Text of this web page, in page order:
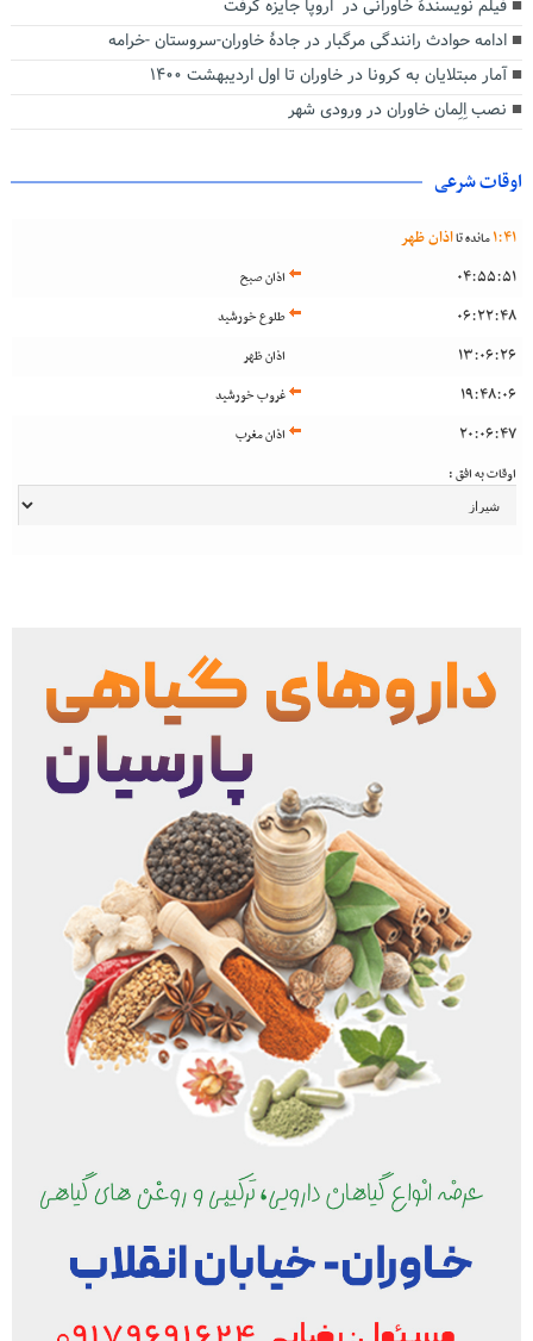
فیلم نویسندۀ خاورانی در اروپا جایزه گرفت
ادامه حوادث رانندگی مرگبار در جادۀ خاوران-سروستان -خرامه
آمار مبتلایان به کرونا در خاوران تا اول اردیبهشت ۱۴۰۰
نصب اِلِمان خاوران در ورودی شهر
اوقات شرعی
1:41 مانده تااذان ظهر
04:55:51
اذان صبح
06:22:48 طلوع خورشید
13:06:26 اذان ظهر
19:48:06 غروب خورشید
20:06:47
اذان مغرب
اوقات به افق :